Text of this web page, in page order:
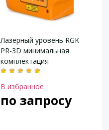
Лазерный уровень RGK
PR-3D минимальная
комплектация
В избранное
по запросу